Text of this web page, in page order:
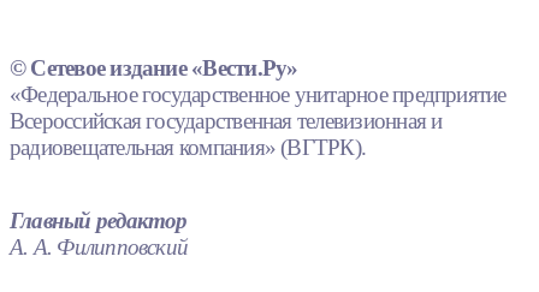
© Сетевое издание «Вести.Ру»
«Федеральное государственное унитарное предприятие
Всероссийская государственная телевизионная и
радиовещательная компания» (ВГТРК).
Главный редактор
А. А. Филипповский